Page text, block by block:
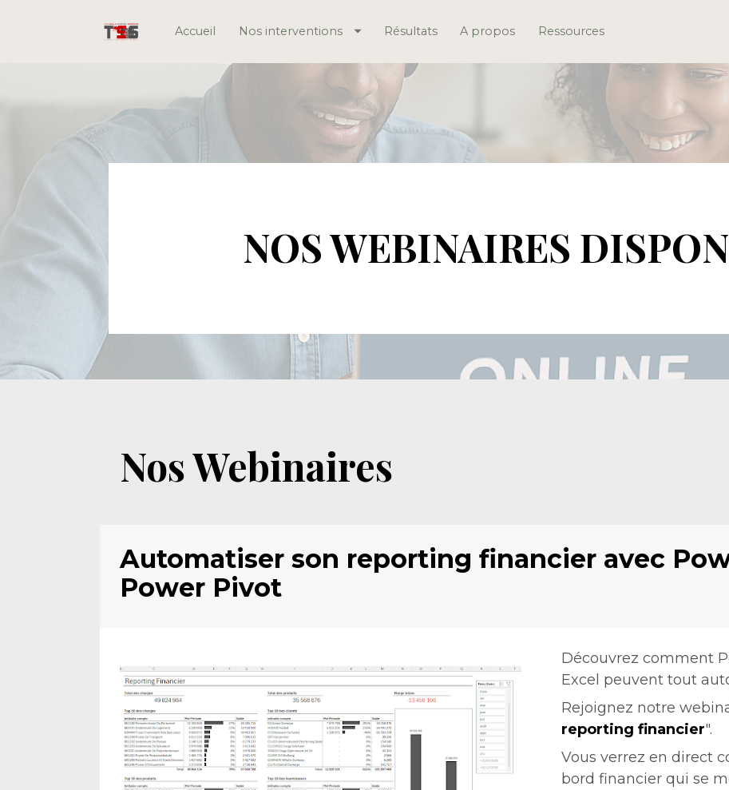
Accueil Nos interventions Résultats A propos Ressources
NOS WEBINAIRES
Nos Webinaires
Automatiser son reporting financier avec
Power Pivot
Découvrez comment
Excel peuvent tout
Rejoignez notre
reporting financier".
Vous verrez en direct
bord financier qui se